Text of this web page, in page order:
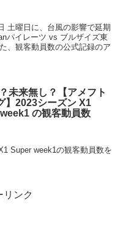
土曜日に、台風の影響で延期
パイレーツ vs ブルザイズ東
、観客動員数の公式記録のア
未来無し？【アメフト
】2023シーズン X1
の観客動員数
Super week1の観客動員数を
リンク